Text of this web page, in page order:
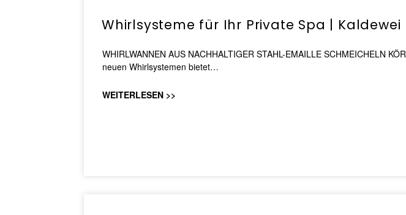
Whirlsysteme für Ihr Private Spa | Kaldewei
WHIRLWANNEN AUS NACHHALTIGER STAHL-EMAILLE SCHMEICHELN
neuen Whirlsystemen bietet…
WEITERLESEN >>